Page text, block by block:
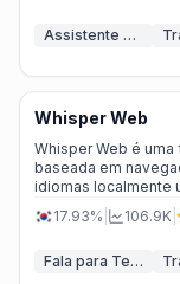
Assistente de reunião IA
Whisper Web
Whisper Web é
baseada em
idiomas localmente
gratuita para
17.93% 106.9K
Fala para Texto